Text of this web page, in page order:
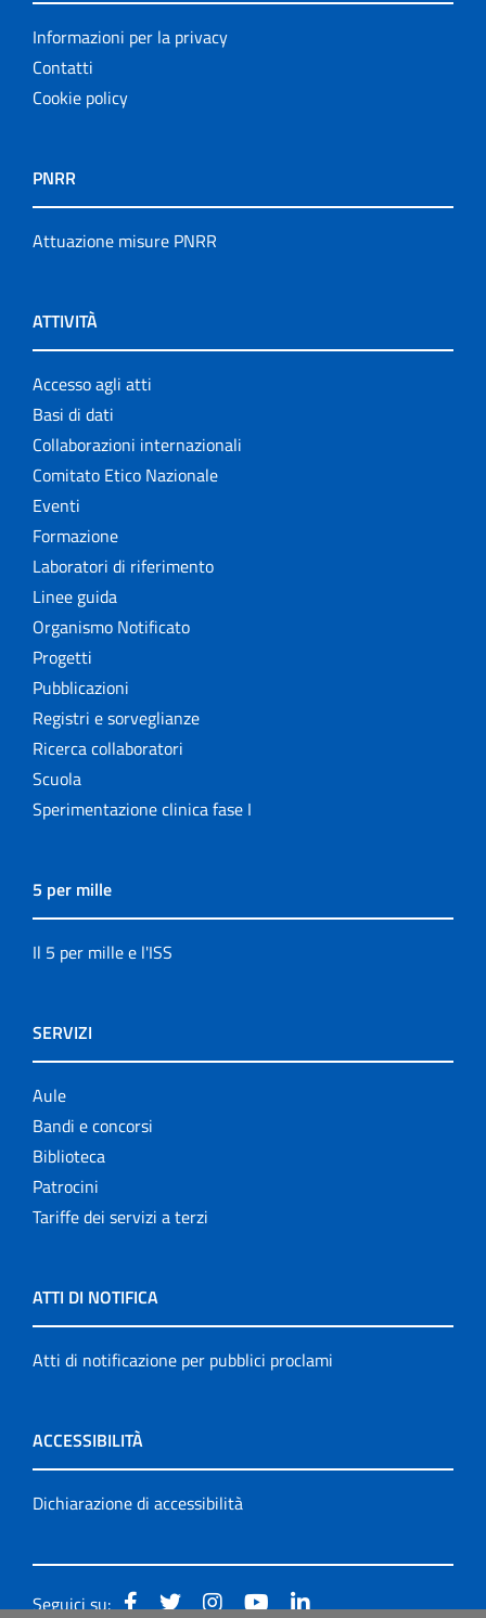
Informazioni per la privacy
Contatti
Cookie policy
PNRR
Attuazione misure PNRR
ATTIVITÀ
Accesso agli atti
Basi di dati
Collaborazioni internazionali
Comitato Etico Nazionale
Eventi
Formazione
Laboratori di riferimento
Linee guida
Organismo Notificato
Progetti
Pubblicazioni
Registri e sorveglianze
Ricerca collaboratori
Scuola
Sperimentazione clinica fase I
5 per mille
Il 5 per mille e l'ISS
SERVIZI
Aule
Bandi e concorsi
Biblioteca
Patrocini
Tariffe dei servizi a terzi
ATTI DI NOTIFICA
Atti di notificazione per pubblici proclami
ACCESSIBILITÀ
Dichiarazione di accessibilità
Seguici su: